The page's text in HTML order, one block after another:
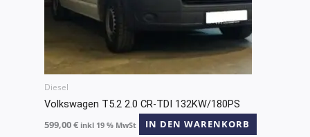
Diesel
Volkswagen T5.2 2.0 CR-TDI 132KW/180PS
599,00€ inkl 19 % MwSt IN DEN WARENKORB